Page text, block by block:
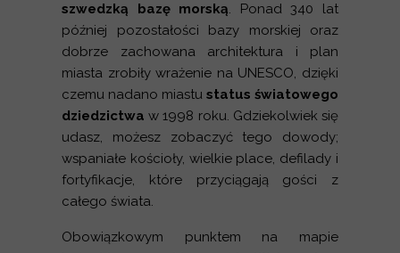
szwedzką bazę morską. Ponad 340 lat
później pozostałości bazy morskiej oraz
dobrze zachowana architektura i plan
miasta zrobiły wrażenie na UNESCO, dzięki
czemu nadano miastu status światowego
dziedzictwa w 1998 roku. Gdziekolwiek się
udasz, możesz zobaczyć tego dowody;
wspaniałe kościoły, wielkie place, defilady i
fortyfikacje, które przyciągają gości z
całego świata.
Obowiązkowym punktem na mapie